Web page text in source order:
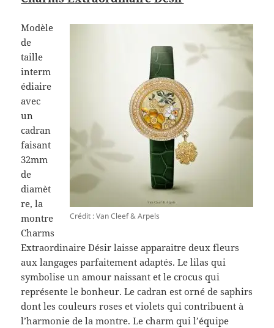
Crédit : Van Cleef & Arpels
Modèle
de
taille
interm
édiaire
avec
un
cadran
faisant
32mm
de
diamèt
re, la
montre
Charms
Extraordinaire Désir laisse apparaitre deux fleurs
aux langages parfaitement adaptés. Le lilas qui
symbolise un amour naissant et le crocus qui
représente le bonheur. Le cadran est orné de saphirs
dont les couleurs roses et violets qui contribuent à
l’harmonie de la montre. Le charm qui l’équipe